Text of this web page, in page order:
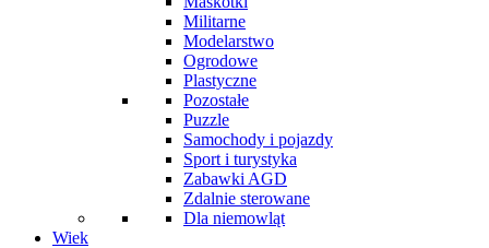
Militarne
Modelarstwo
Ogrodowe
Plastyczne
Pozostałe
Puzzle
Samochody i pojazdy
Sport i turystyka
Zabawki AGD
Zdalnie sterowane
Dla niemowląt
Wiek